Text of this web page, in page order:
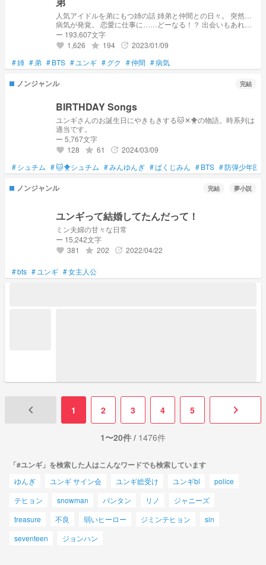
人気アイドルを弟にもつ姉の話 姉弟と仲間との日々。 突然…
病気が発覚。 恋愛に仕事に……どーなる！？ 出会いもあれば
別れもくる。 なんだかキャラが同じようになってる…気がす
る……な。
ー 193,607文字
favorite 1,626 grade 194 update 2023/01/09
#姉 #弟 #BTS # ユンギ #グク #仲間 #病気
ノンジャンル 完結
BIRTHDAY Songs
ユンギさんのお誕生日にやきもきする🐱✕🐥の物語。時系列は
適当です。
ー 5,767文字
favorite 128 grade 61 update 2024/03/09
#シュチム #🐱🐥シュチム #みんゆんぎ #ぱくじみん #BTS #防弾少年団
ノンジャンル 完結 夢小説
ユンギって結婚してたんだって！
ミン夫婦の甘々な日常
ー 15,242文字
favorite 381 grade 202 update 2022/04/22
#bts # ユンギ #女主人公
keyboard_arrow_left 1 2 3 4 5 keyboard_arrow_right
1〜20件 / 1476件
「#ユンギ」を検索した人はこんなワードでも検索しています
ゆんぎ ユンギ サイン会 ユンギ総受け ユンギbl
police
テヒョン
snowman バンタン リノ
ジャニーズ
treasure
不良 弱いヒーロー ジミンテヒョン
sin
seventeen
ジョンハン